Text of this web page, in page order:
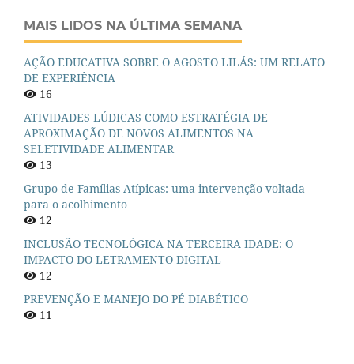
MAIS LIDOS NA ÚLTIMA SEMANA
AÇÃO EDUCATIVA SOBRE O AGOSTO LILÁS: UM RELATO
DE EXPERIÊNCIA
16
ATIVIDADES LÚDICAS COMO ESTRATÉGIA DE
APROXIMAÇÃO DE NOVOS ALIMENTOS NA
SELETIVIDADE ALIMENTAR
13
Grupo de Famílias Atípicas: uma intervenção voltada
para o acolhimento
12
INCLUSÃO TECNOLÓGICA NA TERCEIRA IDADE: O
IMPACTO DO LETRAMENTO DIGITAL
12
PREVENÇÃO E MANEJO DO PÉ DIABÉTICO
11